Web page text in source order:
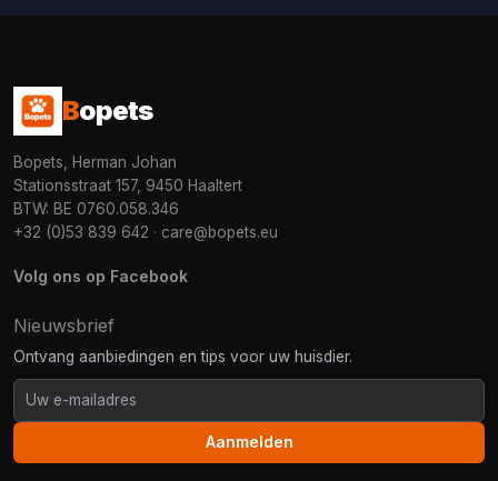
Bopets
Bopets, Herman Johan
Stationsstraat 157, 9450 Haaltert
BTW: BE 0760.058.346
+32 (0)53 839 642 · care@bopets.eu
Volg ons op Facebook
Nieuwsbrief
Ontvang aanbiedingen en tips voor uw huisdier.
Aanmelden